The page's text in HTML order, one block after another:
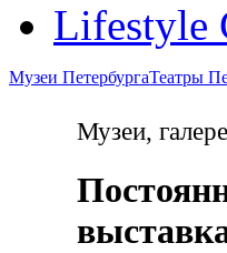
Lifestyle
Музеи ПетербургаТеатры
Музеи,